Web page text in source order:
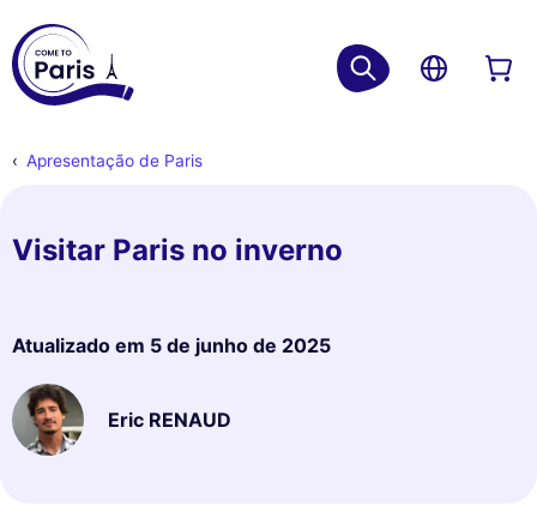
Apresentação de Paris
Visitar Paris no inverno
Atualizado em 5 de junho de 2025
Eric RENAUD